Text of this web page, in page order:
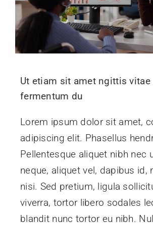
Ut etiam sit amet ngittis vitae
fermentum du
Lorem ipsum dolor sit amet,
adipiscing elit. Phasellus
Pellentesque aliquet nibh nec
neque, aliquet vel, dapibus id,
nisi. Sed pretium, ligula
viverra, tortor libero sodales
blandit nunc tortor eu nibh.